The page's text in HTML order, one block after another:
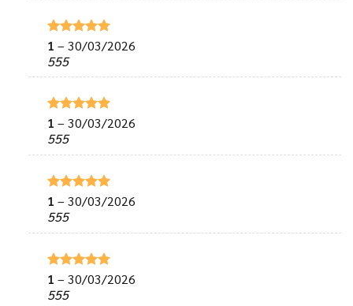
Được xếp
hạng
sao
1 – 30/03/2026
555
Được xếp
hạng
sao
1 – 30/03/2026
555
Được xếp
hạng
sao
1 – 30/03/2026
555
Được xếp
hạng
sao
1 – 30/03/2026
555